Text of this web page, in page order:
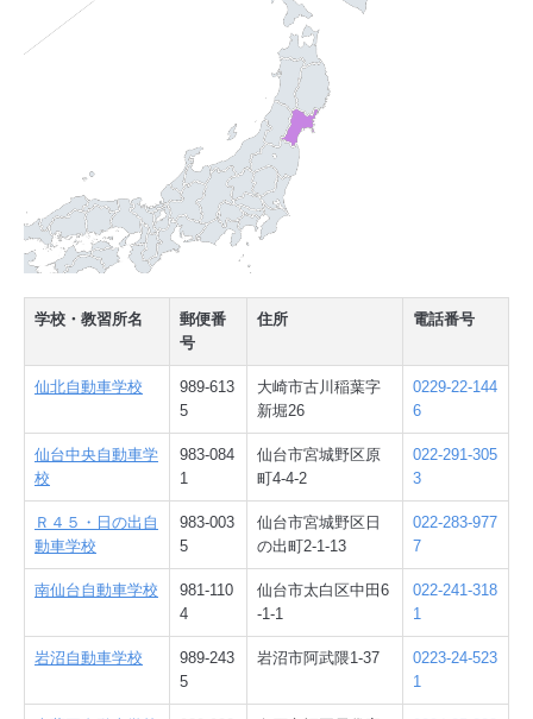
学校・教習所名
郵便番
号
住所 電話番号
仙北自動車学校
989-613
5
大崎市古川稲葉字
新堀26
0229-22-144
6
仙台中央自動車学
校
983-084
1
仙台市宮城野区原
町4-4-2
022-291-305
3
Ｒ４５・日の出自
動車学校
983-003
5
仙台市宮城野区日
の出町2-1-13
022-283-977
7
南仙台自動車学校
981-110
4
仙台市太白区中田6
-1-1
022-241-318
1
岩沼自動車学校
989-243
5
岩沼市阿武隈1-37
0223-24-523
1